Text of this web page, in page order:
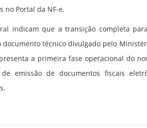
no Portal da NF-e.
indicam que a transição completa
documento técnico divulgado pelo
a primeira fase operacional do
emissão de documentos fiscais